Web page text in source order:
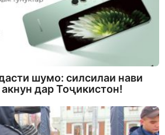
шумо: силсилаи нави
акнун дар Тоҷикистон!